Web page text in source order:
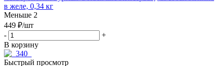
в желе, 0,34 кг
Меньше 2
449 ₽/шт
-
+
В корзину
Быстрый просмотр